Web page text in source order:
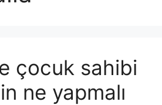
çocuk sahibi
ne yapmalı